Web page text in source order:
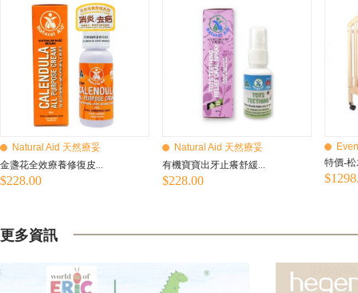
Natural Aid 天然療妥
金盞花全效療養修復皮...
$228.00
Natural Aid 天然療妥
有機寶寶出牙止癢舒緩...
$228.00
特價-
更多資訊